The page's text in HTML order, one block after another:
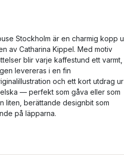
Stockholm är en charmig kopp
av Catharina Kippel. Med motiv
blir varje kaffestund ett varmt,
levereras i en fin
och ett kort utdrag ur
— perfekt som gåva eller som
liten, berättande designbit som
på läpparna.